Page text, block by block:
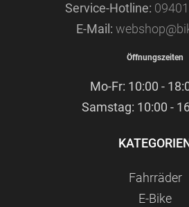
Service-Hotline:
E-Mail:
Öffnungszeiten
Mo-Fr: 10:00 -
Samstag: 10:00 -
Fahrräder
E-Bike